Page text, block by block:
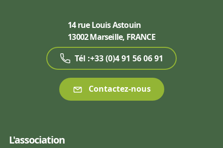
14 rue Louis Astouin
13002 Marseille, FRANCE
Tél :+33 (0)4 91 56 06 91
Contactez-nous
L'association